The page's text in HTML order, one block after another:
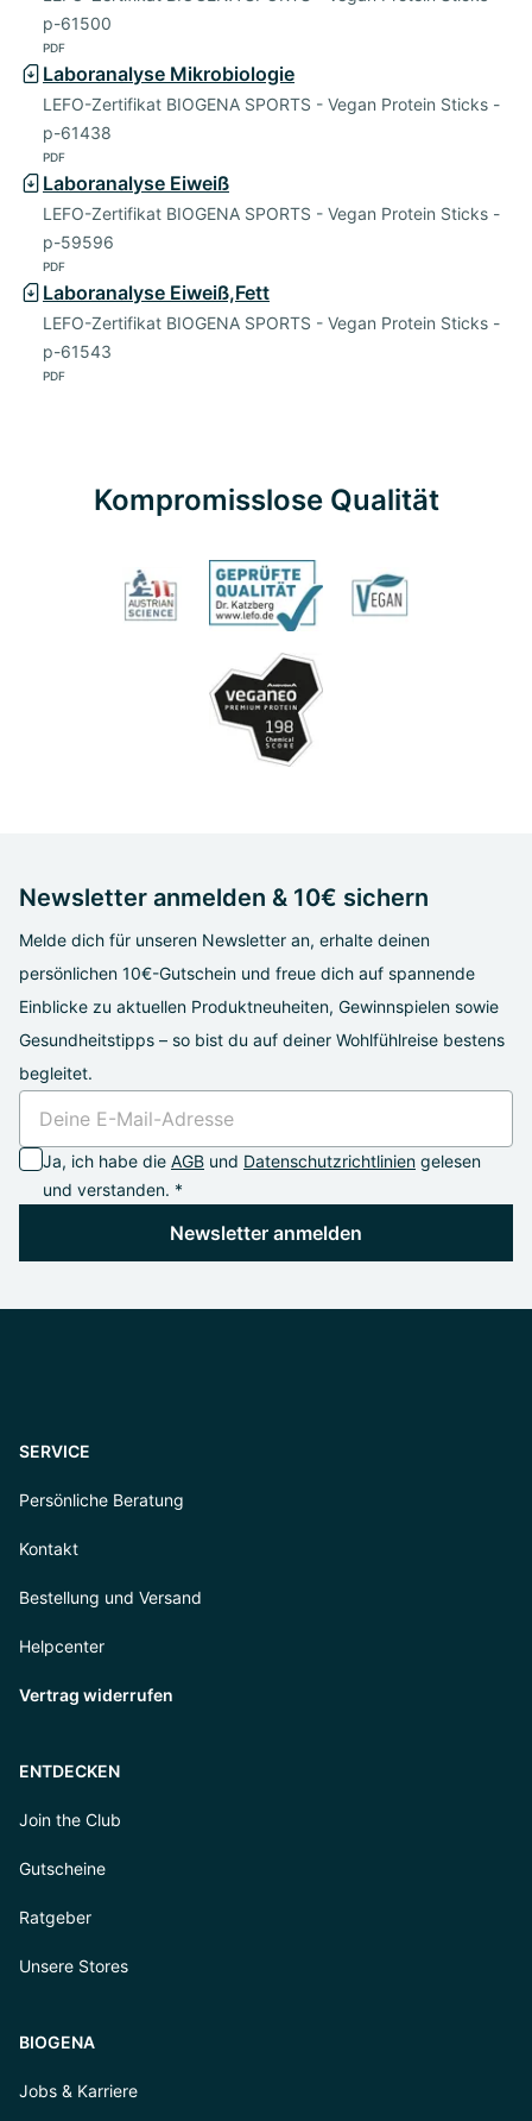
p-61500
PDF
Laboranalyse Mikrobiologie
LEFO-Zertifikat BIOGENA SPORTS - Vegan Protein Sticks -
p-61438
PDF
Laboranalyse Eiweiß
LEFO-Zertifikat BIOGENA SPORTS - Vegan Protein Sticks -
p-59596
PDF
Laboranalyse Eiweiß,Fett
LEFO-Zertifikat BIOGENA SPORTS - Vegan Protein Sticks -
p-61543
PDF
Kompromisslose Qualität
Newsletter anmelden & 10€ sichern
Melde dich für unseren Newsletter an, erhalte deinen
persönlichen 10€-Gutschein und freue dich auf spannende
Einblicke zu aktuellen Produktneuheiten, Gewinnspielen sowie
Gesundheitstipps – so bist du auf deiner Wohlfühlreise bestens
begleitet.
Ja, ich habe die AGB und Datenschutzrichtlinien gelesen
und verstanden. *
Newsletter anmelden
SERVICE
Persönliche Beratung
Kontakt
Bestellung und Versand
Helpcenter
Vertrag widerrufen
ENTDECKEN
Join the Club
Gutscheine
Ratgeber
Unsere Stores
BIOGENA
Jobs & Karriere